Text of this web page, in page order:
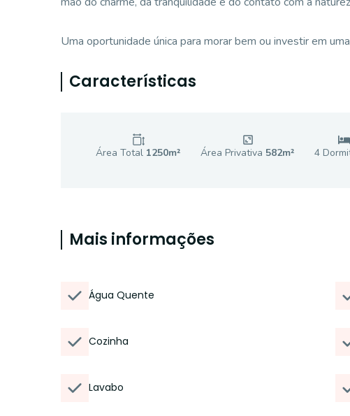
Uma oportunidade única para morar bem ou investir em
Características
Área Total 1250m² Área Privativa 582m² 4
Mais informações
Água Quente
Cozinha
Lavabo